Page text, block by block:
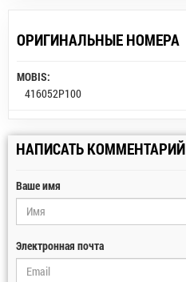
ОРИГИНАЛЬНЫЕ НОМЕРА
MOBIS:
416052P100
НАПИСАТЬ КОММЕНТАРИЙ
Ваше имя
Электронная почта